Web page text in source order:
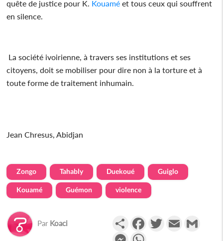
quête de justice pour K. Kouamé et tous ceux qui souffrent
en silence.
La société ivoirienne, à travers ses institutions et ses
citoyens, doit se mobiliser pour dire non à la torture et à
toute forme de traitement inhumain.
Jean Chresus, Abidjan
Zongo Tahably Duekoué Guiglo
Kouamé Guémon violence
Par Koaci PartagerFacebookTwitterEmail
Messenger